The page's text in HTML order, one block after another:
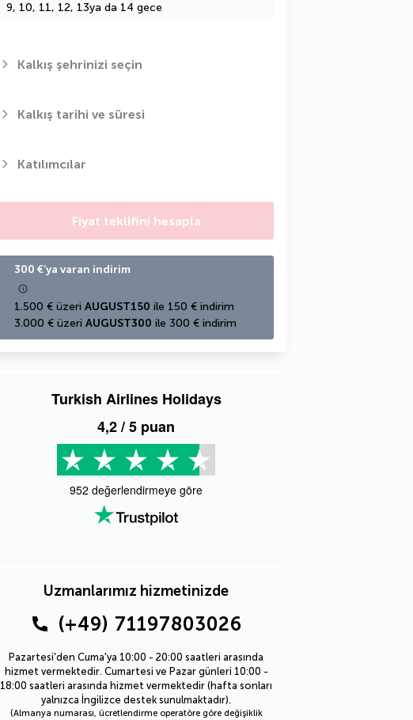
9, 10, 11, 12, 13ya da 14 gece
Kalkış şehrinizi seçin
Kalkış tarihi ve süresi
Katılımcılar
Fiyat teklifini hesapla
300 €’ya varan indirim
1.500 € üzeri AUGUST150 ile 150 € indirim
3.000 € üzeri AUGUST300 ile 300 € indirim
Turkish Airlines Holidays
4,2/ 5 puan
952 değerlendirmeye göre
Uzmanlarımız hizmetinizde
(+49) 71197803026
Pazartesi'den Cuma'ya 10:00 - 20:00 saatleri arasında
hizmet vermektedir. Cumartesi ve Pazar günleri 10:00 -
18:00 saatleri arasında hizmet vermektedir (hafta sonları
yalnızca İngilizce destek sunulmaktadır).
(Almanya numarası, ücretlendirme operatöre göre değişiklik